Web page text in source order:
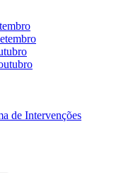
de Intervenções